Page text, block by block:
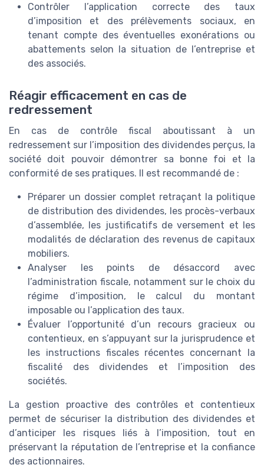
Contrôler l’application correcte des taux
d’imposition et des prélèvements sociaux, en
tenant compte des éventuelles exonérations ou
abattements selon la situation de l’entreprise et
des associés.
Réagir efficacement en cas de
redressement
En cas de contrôle fiscal aboutissant à un
redressement sur l’imposition des dividendes perçus, la
société doit pouvoir démontrer sa bonne foi et la
conformité de ses pratiques. Il est recommandé de :
Préparer un dossier complet retraçant la politique
de distribution des dividendes, les procès-verbaux
d’assemblée, les justificatifs de versement et les
modalités de déclaration des revenus de capitaux
mobiliers.
Analyser les points de désaccord avec
l’administration fiscale, notamment sur le choix du
régime d’imposition, le calcul du montant
imposable ou l’application des taux.
Évaluer l’opportunité d’un recours gracieux ou
contentieux, en s’appuyant sur la jurisprudence et
les instructions fiscales récentes concernant la
fiscalité des dividendes et l’imposition des
sociétés.
La gestion proactive des contrôles et contentieux
permet de sécuriser la distribution des dividendes et
d’anticiper les risques liés à l’imposition, tout en
préservant la réputation de l’entreprise et la confiance
des actionnaires.